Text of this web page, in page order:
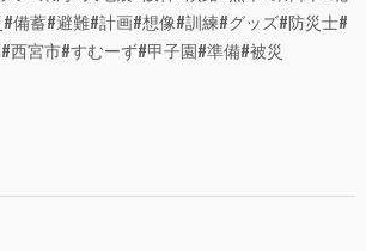
備蓄#避難#計画#想像#訓練#グッズ#防災士#
西宮市#すむーず#甲子園#準備#被災